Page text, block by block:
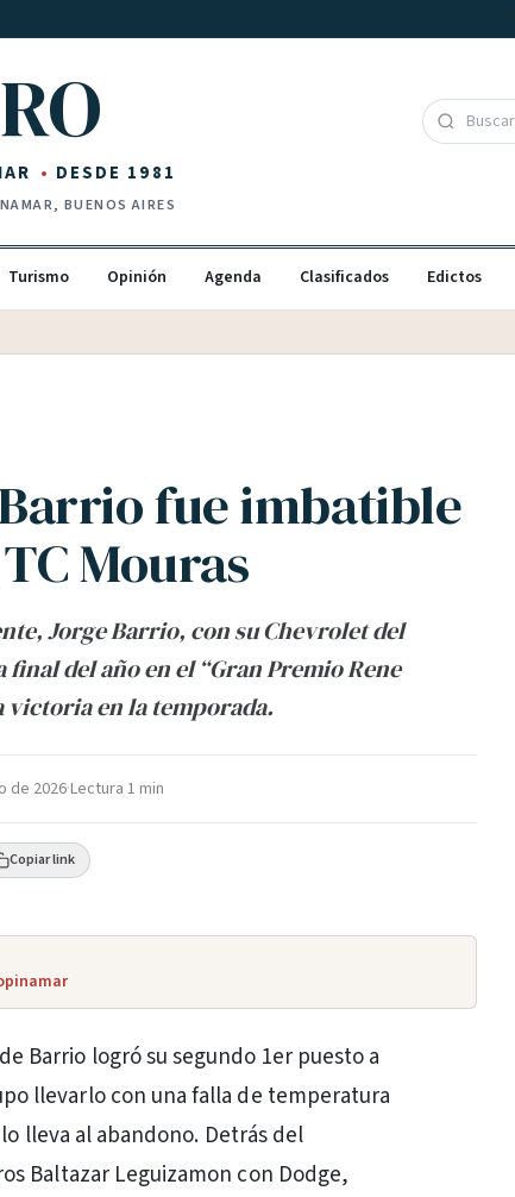
DESDE 1981
BUENOS AIRES
Turismo Opinión Agenda Clasificados Edictos
fue imbatible
Mouras
Jorge Barrio, con su Chevrolet del
del año en el “Gran Premio Rene
victoria en la temporada.
de 2026·Lectura 1 min
Copiar link
Barrio logró su segundo 1er puesto a
llevarlo con una falla de temperatura
lleva al abandono. Detrás del
Baltazar Leguizamon con Dodge,